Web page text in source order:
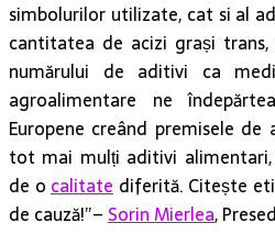
simbolurilor utilizate, cat si al
cantitatea de acizi grași
numărului de aditivi ca
agroalimentare ne
Europene creând premisele
tot mai mulți aditivi
de ocalitate diferită. Citește
de cauză!”–Sorin Mierlea,